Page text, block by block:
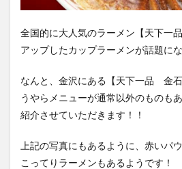
全国的に大人気のラーメン【天下一
アップしたカップラーメンが話題に
なんと、金沢にある【天下一品 金
うやらメニューが通常以外のものも
紹介させていただきます！！
上記の写真にもあるように、赤いパ
こってりラーメンもあるようです！